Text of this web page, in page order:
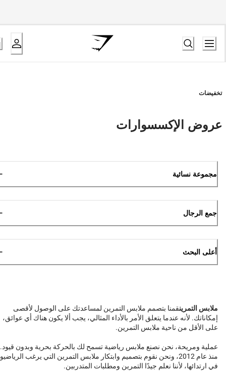
تخفيضات
عروض الإكسسوارات
مجموعة نسائية
جمع الرجال
أعلى البحث
ملابس التمرينقمنا بتصمم ملابس التمرين لمساعدتك على الوصول لأقصى
إمكاناتك. لأنه عندما يتعلق الأمر بالأداء المثالي، يجب ألا يكون هناك أي عوائق،
على الأقل من ناحية ملابس التمرين.
عملية ومريحة، نحن نصنع ملابس رياضية تسمح لك بالحركة بحرية وبدون قيود.
منذ عام 2012، ونحن نقوم بتصميم وابتكار ملابس التمرين التي يرغب
في ارتدائها، لأننا نعلم جيدًا التمرين ومطلبات المتدربين.